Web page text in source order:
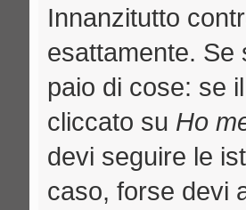
Innanzitutto
esattamente.
paio di cose: se
cliccato su Ho
devi seguire le
caso, forse devi